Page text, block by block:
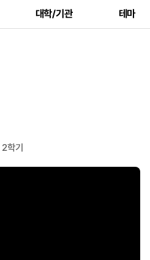
대학/기관 테마
학기